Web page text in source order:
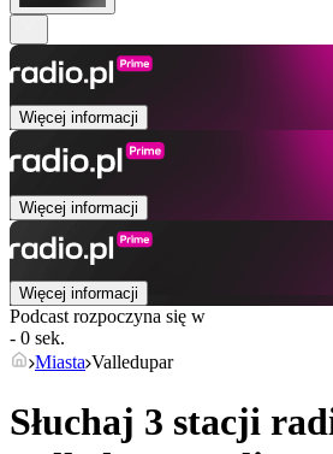
Więcej informacji
Więcej informacji
Więcej informacji
Podcast rozpoczyna się w
- 0 sek.
Miasta Valledupar
Słuchaj 3 stacji